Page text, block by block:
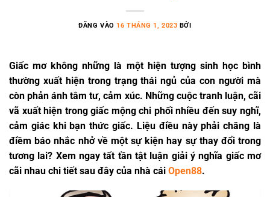
ĐĂNG VÀO 16 THÁNG 1, 2023 BỞI
Giấc mơ không những là một hiện tượng sinh học bình
thường xuất hiện trong trạng thái ngủ của con người mà
còn phản ánh tâm tư, cảm xúc. Những cuộc tranh luận, cãi
vã xuất hiện trong giấc mộng chi phối nhiều đến suy nghĩ,
cảm giác khi bạn thức giấc. Liệu điều này phải chăng là
điềm báo nhắc nhở về một sự kiện hay sự thay đổi trong
tương lai? Xem ngay tất tần tật luận giải ý nghĩa giấc mơ
cãi nhau chi tiết sau đây của nhà cái Open88.